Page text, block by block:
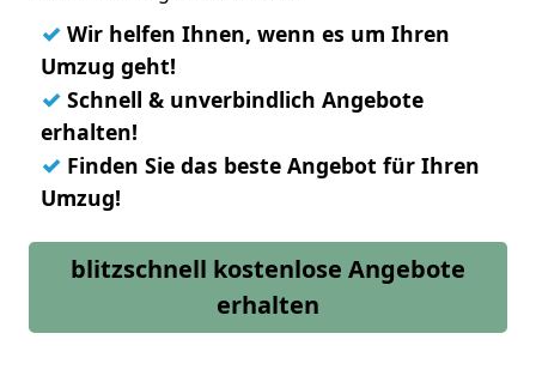
✓ Wir helfen Ihnen, wenn es um Ihren
Umzug geht!
✓ Schnell & unverbindlich Angebote
erhalten!
✓ Finden Sie das beste Angebot für Ihren
Umzug!
blitzschnell kostenlose Angebote
erhalten